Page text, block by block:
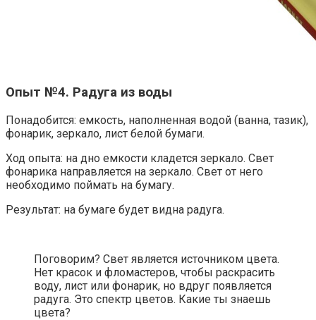
Опыт №4. Радуга из воды
Понадобится: емкость, наполненная водой (ванна, тазик),
фонарик, зеркало, лист белой бумаги.
Ход опыта: на дно емкости кладется зеркало. Свет
фонарика направляется на зеркало. Свет от него
необходимо поймать на бумагу.
Результат: на бумаге будет видна радуга.
Поговорим? Свет является источником цвета.
Нет красок и фломастеров, чтобы раскрасить
воду, лист или фонарик, но вдруг появляется
радуга. Это спектр цветов. Какие ты знаешь
цвета?